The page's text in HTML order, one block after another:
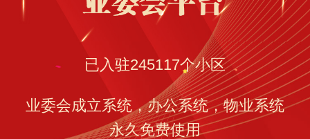
已入驻245117个小区
业委会成立系统，办公系统，物业系统
永久免费使用